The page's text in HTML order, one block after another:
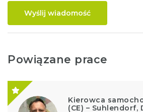
Wyślij wiadomość
Powiązane prace
Kierowca
(CE) – Suhlendorf,